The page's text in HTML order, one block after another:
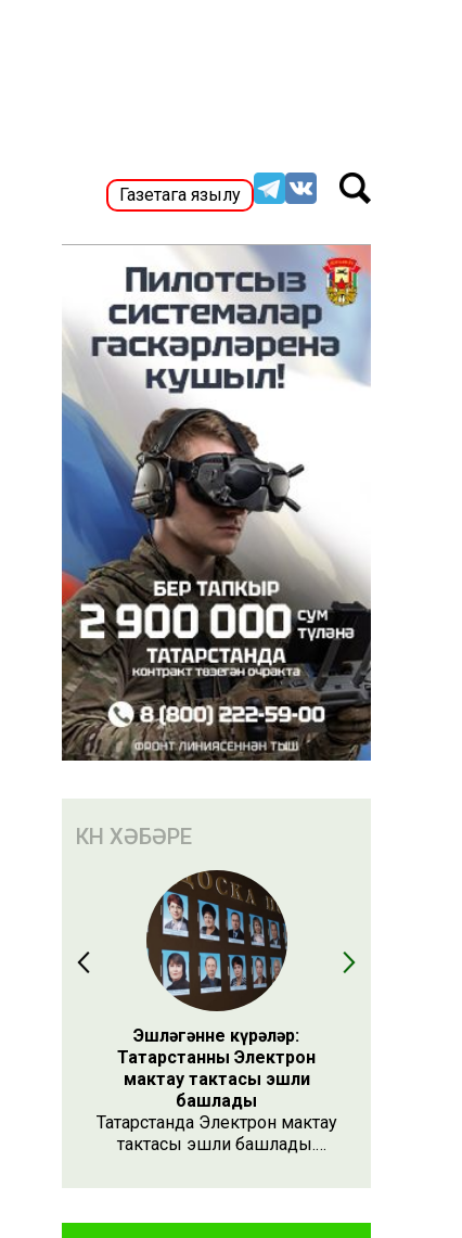
Газетага язылу
КӨН ХӘБӘРЕ
Эшләгәнне күрәләр:
Татарстанның Электрон
мактау тактасы эшли
башлады
Татарстанда Электрон мактау
тактасы эшли башлады.
күрсәтүнең заманча алымы